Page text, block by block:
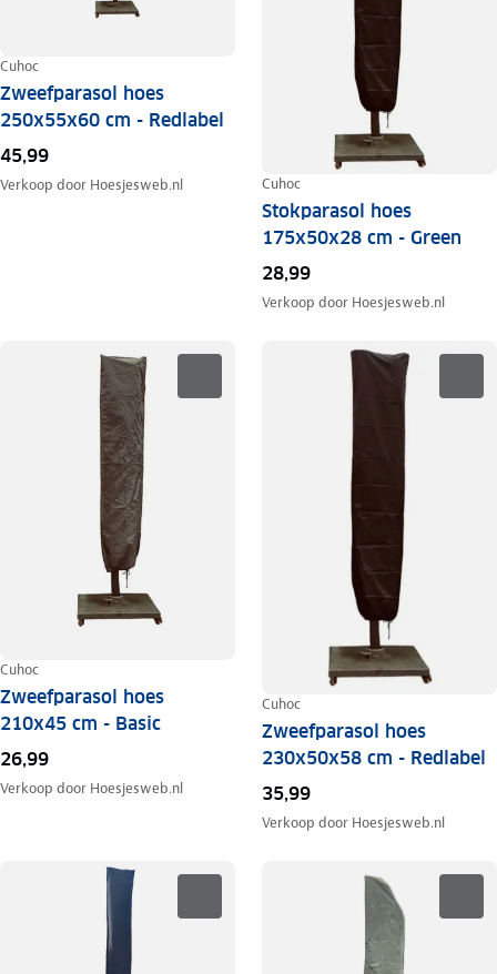
Cuhoc
Zweefparasol hoes
250x55x60 cm - Redlabel
45,99
Verkoop door Hoesjesweb.nl Cuhoc
Stokparasol hoes
175x50x28 cm - Green
28,99
Verkoop door Hoesjesweb.nl
Cuhoc
Zweefparasol hoes
210x45 cm - Basic
26,99
Verkoop door Hoesjesweb.nl
Cuhoc
Zweefparasol hoes
230x50x58 cm - Redlabel
35,99
Verkoop door Hoesjesweb.nl